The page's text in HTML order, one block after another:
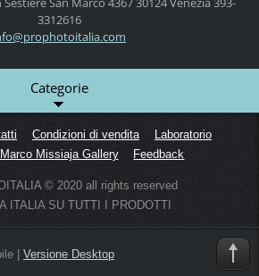
3312616
photoitalia.com
Categorie
Condizioni di vendita
Laboratorio
Marco Missiaja Gallery Feedback
© 2020 all rights reserved
ITALIA SU TUTTI I PRODOTTI
| Versione Desktop